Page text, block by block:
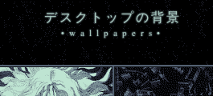
デスクトップの背景
•wallpapers•